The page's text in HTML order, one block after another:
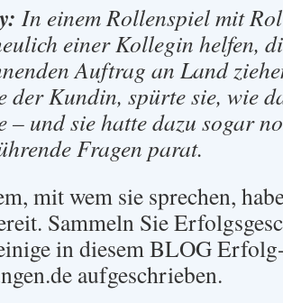
In einem Rollenspiel mit
einer Kollegin helfen,
Auftrag an Land
der Kundin, spürte sie, wie
– und sie hatte dazu sogar
Fragen parat.
mit wem sie sprechen,
Sammeln Sie
in diesem BLOG
aufgeschrieben.